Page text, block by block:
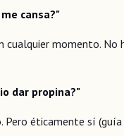
cansa?"
cualquier momento. No
dar propina?"
Pero éticamente sí